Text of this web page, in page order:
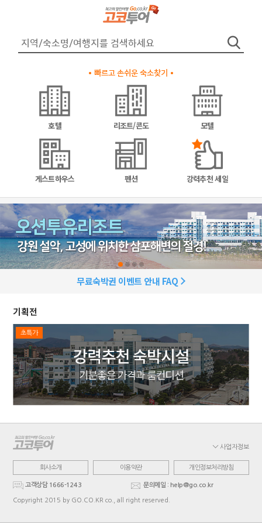
빠르고 손쉬운 숙소찾기
호텔 리조트/콘도 모텔
게스트하우스 펜션 강력추천 세일
무료숙박권 이벤트 안내 FAQ
기획전
초특가
사업자정보
회사소개 이용약관 개인정보처리방침
고객상담 1666-1243 문의메일 : help@go.co.kr
Copyright 2015 by GO.CO.KR co., all right reserved.